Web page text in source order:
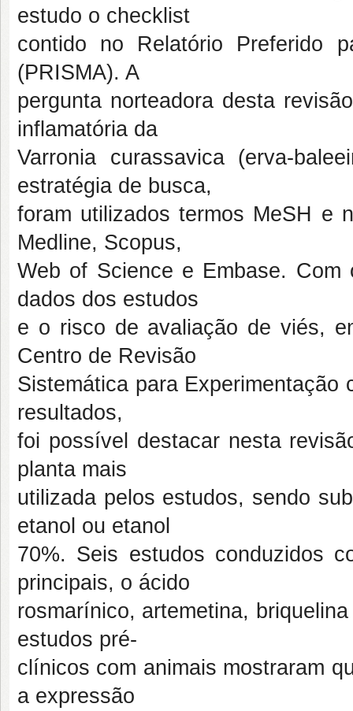
estudo o checklist
contido no Relatório Preferido
(PRISMA). A
pergunta norteadora desta
inflamatória da
Varronia curassavica (erva-
estratégia de busca,
foram utilizados termos MeSH e
Medline, Scopus,
Web of Science e Embase.
dados dos estudos
e o risco de avaliação de viés,
Centro de Revisão
Sistemática para Experimentação
resultados,
foi possível destacar nesta
planta mais
utilizada pelos estudos, sendo
etanol ou etanol
70%. Seis estudos conduzidos
principais, o ácido
rosmarínico, artemetina,
estudos pré-
clínicos com animais mostraram
a expressão